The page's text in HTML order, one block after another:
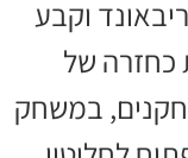
וקבע
תיאר זאת כחזרה של
במשחק